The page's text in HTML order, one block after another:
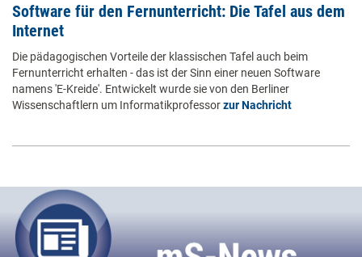
Software für den Fernunterricht: Die Tafel aus dem
Internet
Die pädagogischen Vorteile der klassischen Tafel auch beim
Fernunterricht erhalten - das ist der Sinn einer neuen Software
namens 'E-Kreide'. Entwickelt wurde sie von den Berliner
Wissenschaftlern um Informatikprofessorzur Nachricht